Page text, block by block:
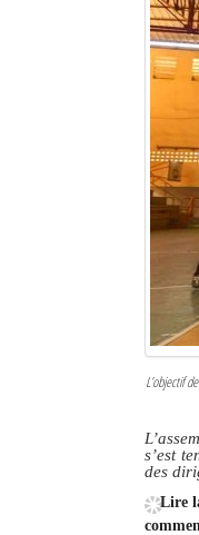
L'actualité du tourisme
Les Petites Annonces
La Tribune de Diego
L’objectif
s’est
des
Lire